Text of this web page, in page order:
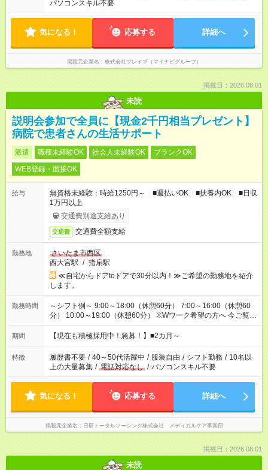
パソコンスキル不要
気になる！ 応募する 詳細へ
掲載元企業名 株式会社ブレイブ（マイナビグループ）
掲載日：2026.08.01
未読
説明会参加で全員に【現金2千円相当プレゼント】
病院で患者さんの生活サポート
派遣 職種未経験OK 社会人未経験OK
ブランクOK
WEB登録・面接OK
給与
無資格未経験：時給1250円～ ■週払いOK ■扶養内OK ■日収
1万円以上
交通費別途支給あり
交通費 交通費全額支給
勤務地
さいたま市西区
西大宮駅 / 指扇駅
≪自宅からドアtoドアで30分以内！≫ご希望の勤務地を紹介
します。
勤務時間
～シフト例～ 9:00～18:00（休憩60分） 7:00～16:00（休憩60
分） 10:00～19:00（休憩60分） ※Wワーク希望の方へ 今ご覧の
お仕事で希望する勤務時間と、もう1つのお仕事の勤務時間の合
計が 週40時間を超えなければOKです。
期間 【現在も積極採用中！急募！】■2カ月～
特徴 履歴書不要 / 40～50代活躍中 / 服装自由 / シフト勤務 / 10名以
上の大量募集 / 電話対応なし / パソコンスキル不要
気になる！ 応募する 詳細へ
掲載元企業名 日研トータルソーシング株式会社 メディカルケア事業部
掲載日：2026.08.01
未読